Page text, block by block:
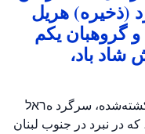
(ذخیره) هریل
گروهبان یکم
شاد باد،
سرگرد هראל
که در نبرد در جنوب لبنان